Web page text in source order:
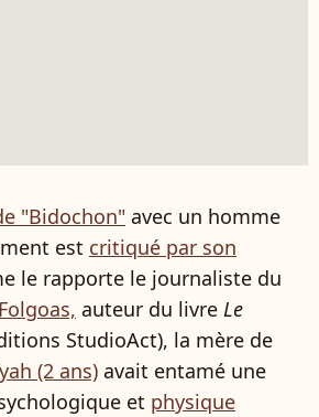
"Bidochon" avec un homme
est critiqué par son
le rapporte le journaliste du
auteur du livre Le
StudioAct), la mère de
(2 ans) avait entamé une
et physique